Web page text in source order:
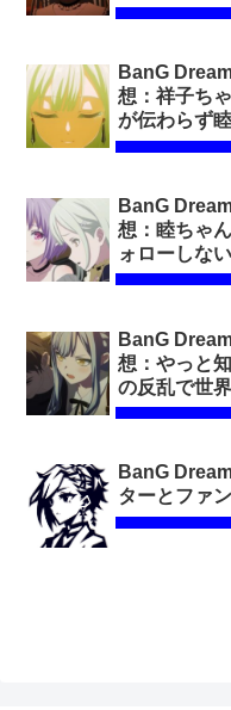
BanG
想：祥子ち
が伝わらず
BanG
想：睦ちゃ
ォローしな
BanG
想：やっと
の反乱で世
BanG
ターとファ